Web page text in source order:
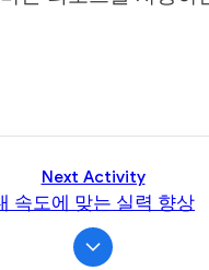
Next Activity
속도에 맞는 실력 향상